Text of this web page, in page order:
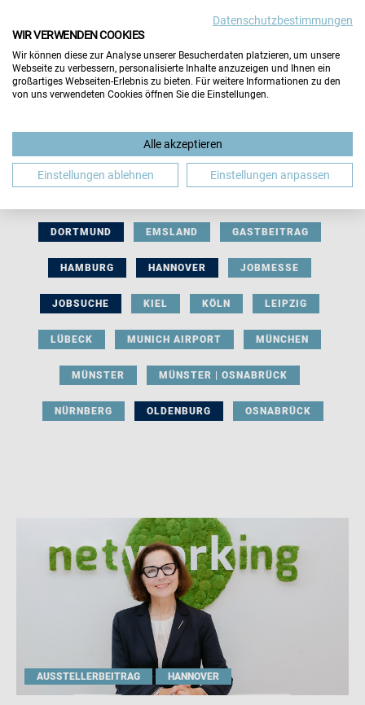
BERUFLICHE ORIENTIERUNG BEWERBUNG
DORTMUND EMSLAND GASTBEITRAG
HAMBURG HANNOVER JOBMESSE
JOBSUCHE KIEL KÖLN LEIPZIG
LÜBECK MUNICH AIRPORT MÜNCHEN
MÜNSTER MÜNSTER | OSNABRÜCK
NÜRNBERG OLDENBURG OSNABRÜCK
AUSSTELLERBEITRAG HANNOVER
Datenschutzbestimmungen
WIR VERWENDEN COOKIES
Wir können diese zur Analyse unserer Besucherdaten platzieren, um unsere
Webseite zu verbessern, personalisierte Inhalte anzuzeigen und Ihnen ein
großartiges Webseiten-Erlebnis zu bieten. Für weitere Informationen zu den
von uns verwendeten Cookies öffnen Sie die Einstellungen.
Alle akzeptieren
Einstellungen ablehnen Einstellungen anpassen